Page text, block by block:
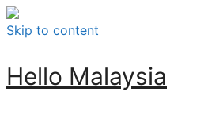
Skip to content
Hello Malaysia